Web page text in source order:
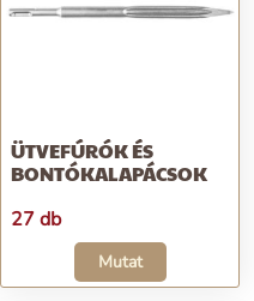
ÜTVEFÚRÓK ÉS
BONTÓKALAPÁCSOK
27 db
Mutat